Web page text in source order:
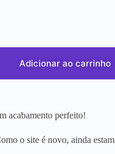
Adicionar ao carrinho
acabamento perfeito!
o site é novo, ainda